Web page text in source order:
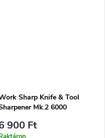
Sharp Knife & Tool
Mk.2 6000
900 Ft